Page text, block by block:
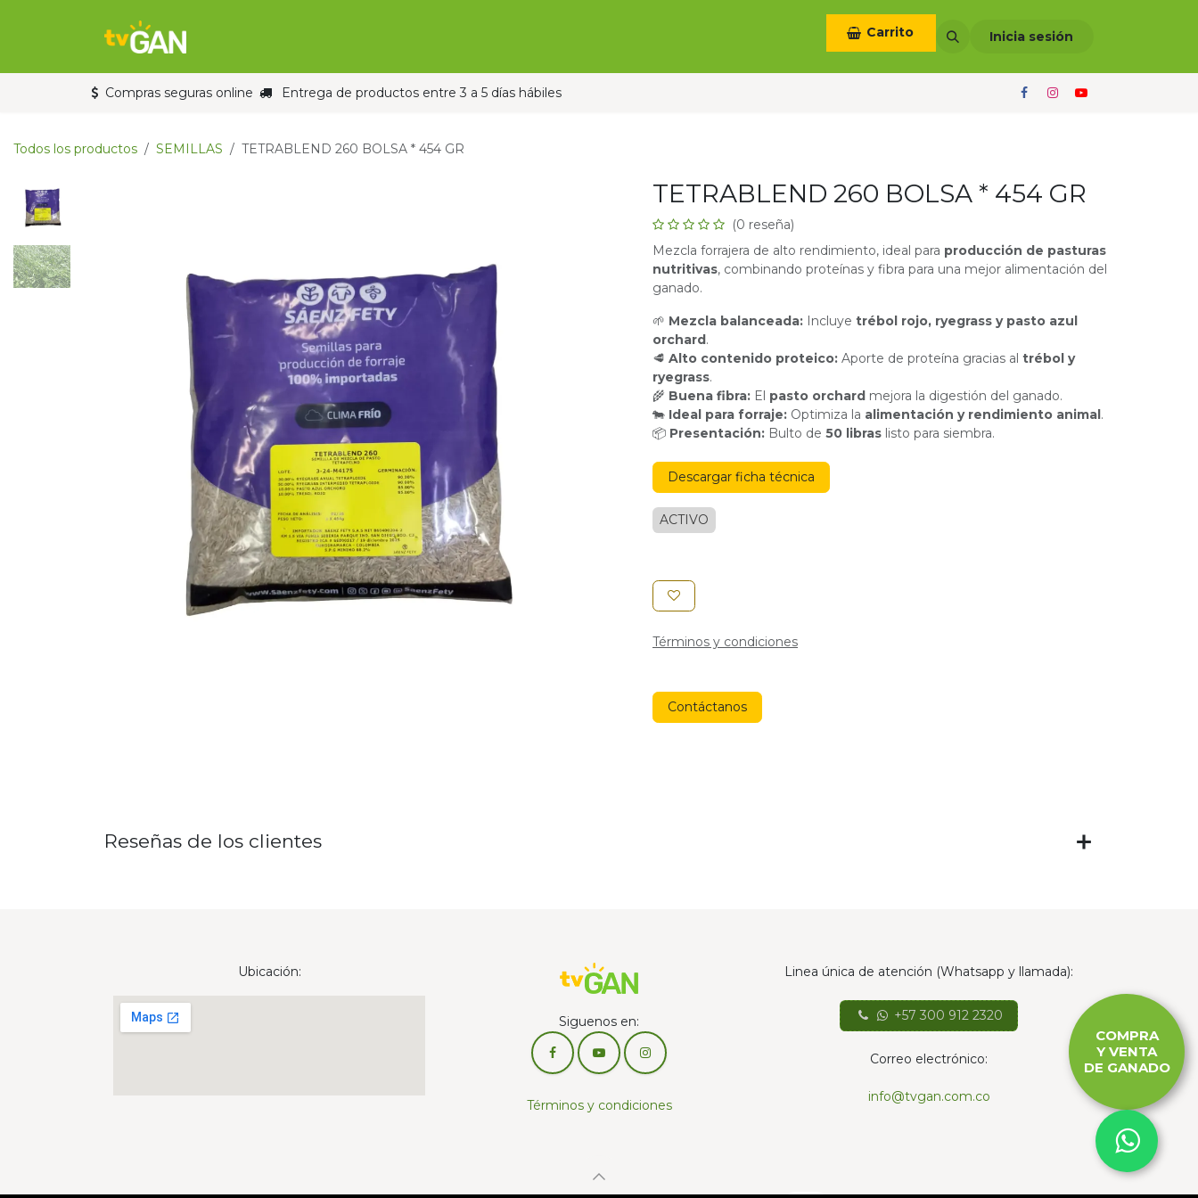
Términos y condiciones
Carrito Inicia sesión
Compras seguras online Entrega de productos entre 3 a 5 días hábiles
Todos los productos SEMILLAS TETRABLEND 260 BOLSA * 454 GR
TETRABLEND 260 BOLSA * 454 GR
(0 reseña)
Mezcla forrajera de alto rendimiento, ideal para producción de pasturas
nutritivas, combinando proteínas y fibra para una mejor alimentación del
ganado.
🌱 Mezcla balanceada: Incluye trébol rojo, ryegrass y pasto azul
orchard.
🥩 Alto contenido proteico: Aporte de proteína gracias al trébol y
ryegrass.
🌾 Buena fibra: El pasto orchard mejora la digestión del ganado.
🐄 Ideal para forraje: Optimiza la alimentación y rendimiento animal.
📦 Presentación: Bulto de 50 libras listo para siembra.
Descargar ficha técnica
ACTIVO
Términos y condiciones
Contáctanos
Reseñas de los clientes
Ubicación:
Siguenos en:
Linea única de atención (Whatsapp y llamada):
+57 300 912 2320
Correo electrónico:
info@tvgan.com.co
Términos y condiciones
COMPRA
Y VENTA
DE GANADO